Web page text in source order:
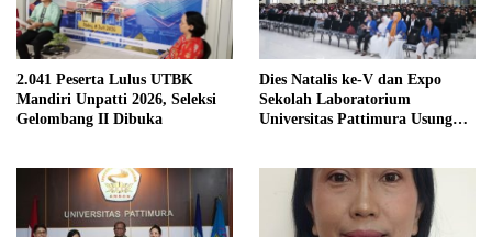
2.041 Peserta Lulus UTBK
Mandiri Unpatti 2026, Seleksi
Gelombang II Dibuka
Dies Natalis ke-V dan Expo
Sekolah Laboratorium
Universitas Pattimura Usung